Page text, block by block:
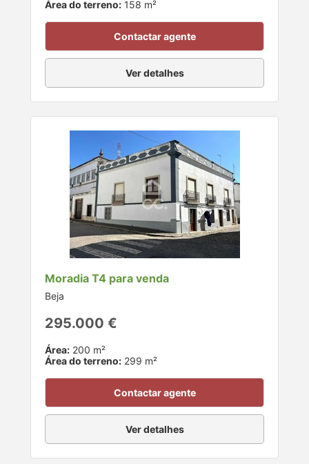
Área do terreno: 158 m²
Contactar agente
Ver detalhes
Moradia T4 para venda
Beja
295.000 €
Área: 200 m²
Área do terreno: 299 m²
Contactar agente
Ver detalhes